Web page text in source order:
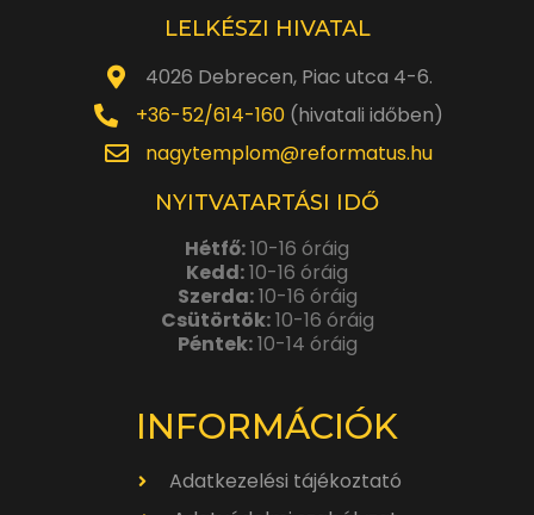
LELKÉSZI HIVATAL
4026 Debrecen, Piac utca 4-6.
+36-52/614-160(hivatali időben)
nagytemplom@reformatus.hu
NYITVATARTÁSI IDŐ
Hétfő:10-16 óráig
Kedd:10-16 óráig
Szerda:10-16 óráig
Csütörtök:10-16 óráig
Péntek:10-14 óráig
INFORMÁCIÓK
Adatkezelési tájékoztató